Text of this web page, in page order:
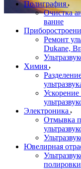
Полиграфия
Очистка
ванне
Ремонт
Dukane,
Химия
Электроника
Отмывка
Ювелирная
полировки